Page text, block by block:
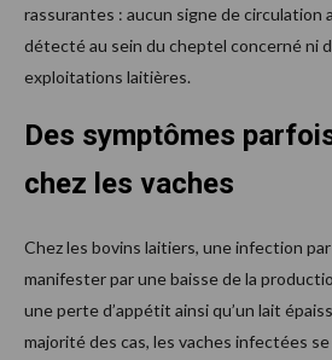
rassurantes : aucun signe de circulation
détecté au sein du cheptel concerné ni
exploitations laitières.
Des symptômes
chez les vaches
Chez les bovins laitiers, une infection
manifester par une baisse de la
une perte d’appétit ainsi qu’un lait
majorité des cas, les vaches infectées